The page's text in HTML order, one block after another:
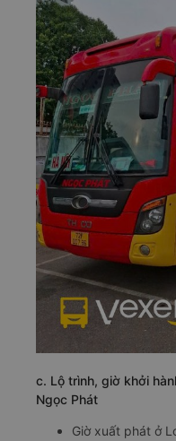
c. Lộ trình, giờ khởi
Ngọc Phát
Giờ xuất phát ở